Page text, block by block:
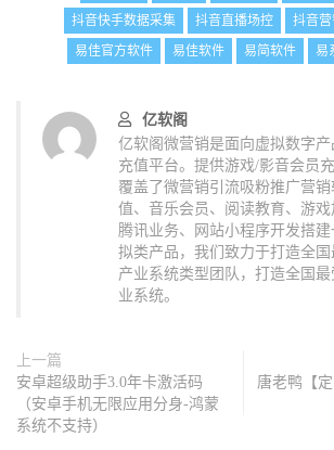
抖音快手数据采集
抖音直播场控
抖音
易佳官方软件
易佳软件 易简软件 易
亿软阁
亿软阁微营销是面向虚拟数字
充值平台。提供游戏/影音会员
覆盖了微营销引流吸粉推广营
值、音乐会员、阅读教育、游戏
腾讯业务、网站小程序开发搭
拟类产品，我们致力于打造全
产业系统类型团队，打造全国
业系统。
上一篇
安卓超级助手3.0年卡激活码
（安卓手机无限应用分身-鸿蒙
系统不支持）
唐老鸭【